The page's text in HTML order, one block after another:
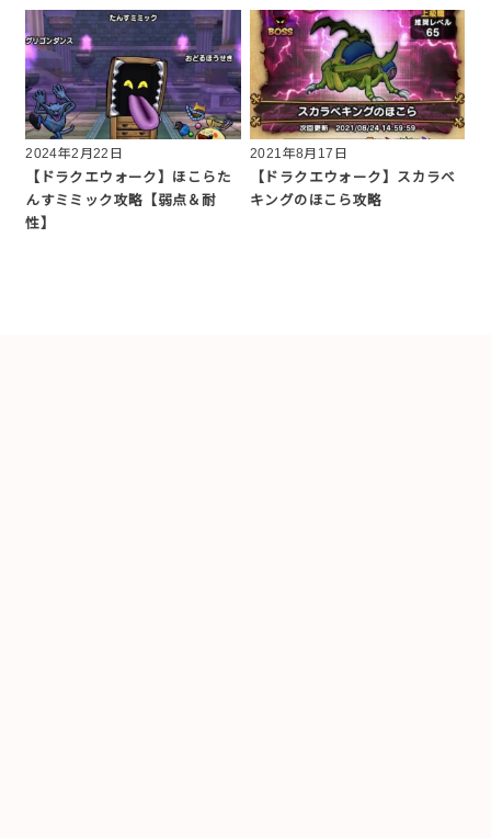
2024年2月22日
【ドラクエウォーク】ほこらた
んすミミック攻略【弱点＆耐
性】
2021年8月17日
【ドラクエウォーク】スカラベ
キングのほこら攻略